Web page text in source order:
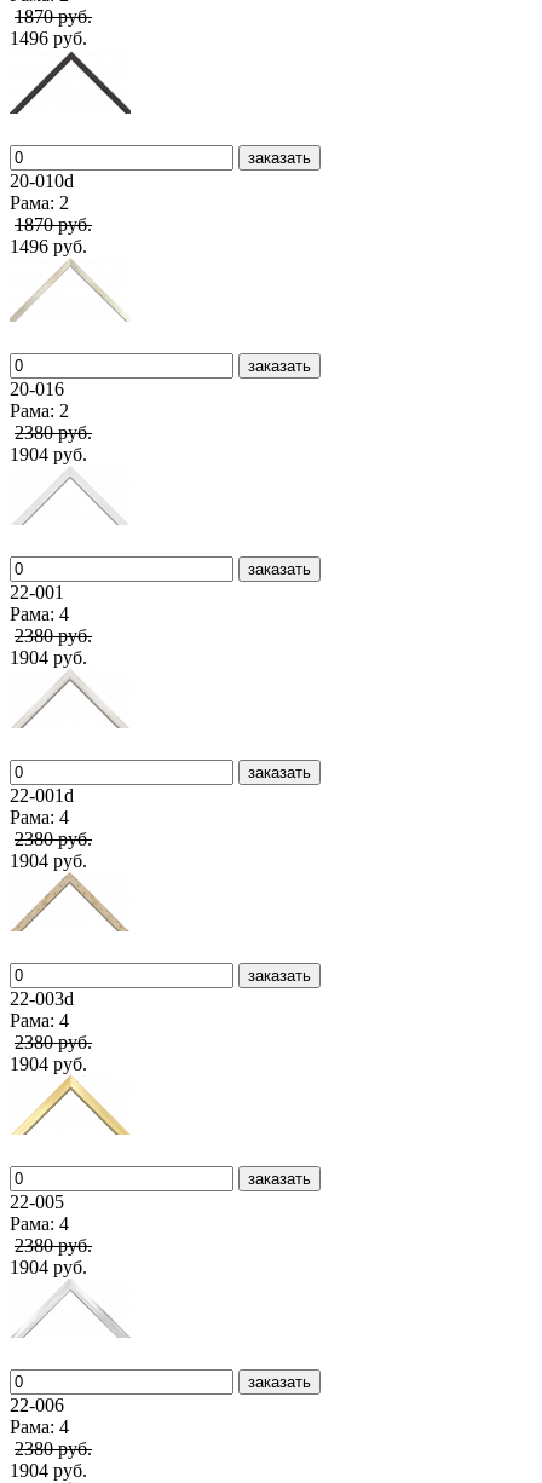
1870 руб.
1496 руб.
заказать
20-010d
Рама: 2
1870 руб.
1496 руб.
заказать
20-016
Рама: 2
2380 руб.
1904 руб.
заказать
22-001
Рама: 4
2380 руб.
1904 руб.
заказать
22-001d
Рама: 4
2380 руб.
1904 руб.
заказать
22-003d
Рама: 4
2380 руб.
1904 руб.
заказать
22-005
Рама: 4
2380 руб.
1904 руб.
заказать
22-006
Рама: 4
2380 руб.
1904 руб.